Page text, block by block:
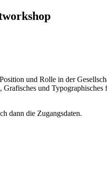
Position und Rolle in der
und Typographisches
dann die Zugangsdaten.